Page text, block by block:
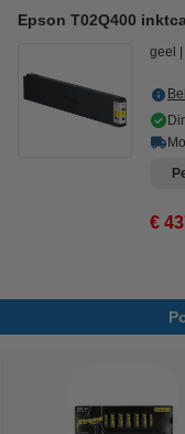
Epson T02Q400
geel
€